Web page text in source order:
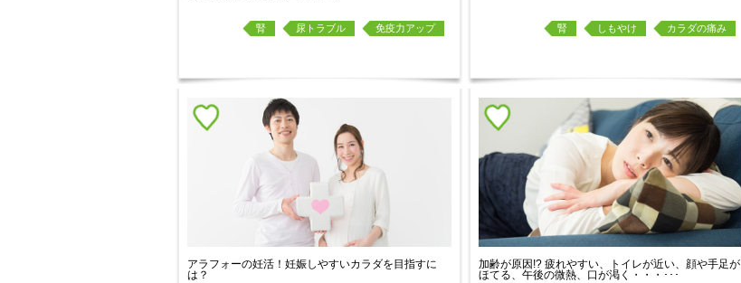
免疫力アップ
尿トラブル
腎 カラダの痛み
しもやけ
腎
アラフォーの妊活！妊娠しやすいカラダを目指すに
は？
加齢が原因!? 疲れやすい、トイレが近い、顔や手足が
ほてる、午後の微熱、口が渇く・・・･･･